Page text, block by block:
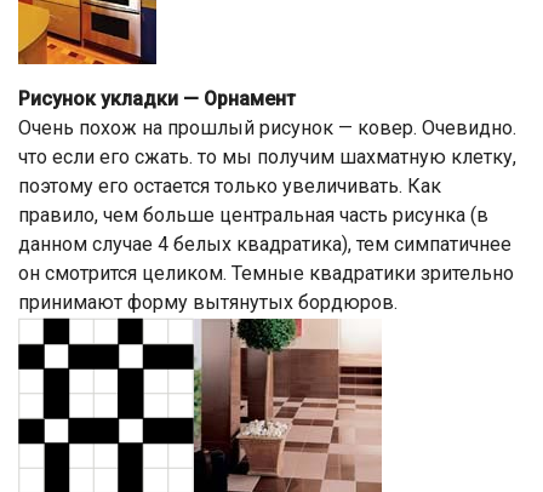
Рисунок укладки — Орнамент
Очень похож на прошлый рисунок — ковер. Очевидно.
что если его сжать. то мы получим шахматную клетку,
поэтому его остается только увеличивать. Как
правило, чем больше центральная часть рисунка (в
данном случае 4 белых квадратика), тем симпатичнее
он смотрится целиком. Темные квадратики зрительно
принимают форму вытянутых бордюров.